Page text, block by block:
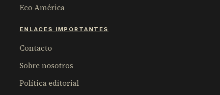
Eco América
ENLACES IMPORTANTES
Contacto
Sobre nosotros
Política editorial